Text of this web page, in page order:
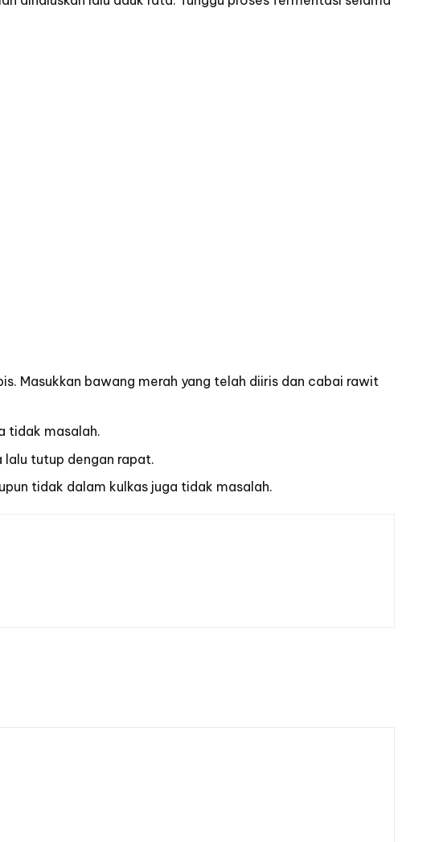
Masukkan bawang merah yang telah diiris dan cabai rawit
tidak masalah.
lalu tutup dengan rapat.
tidak dalam kulkas juga tidak masalah.